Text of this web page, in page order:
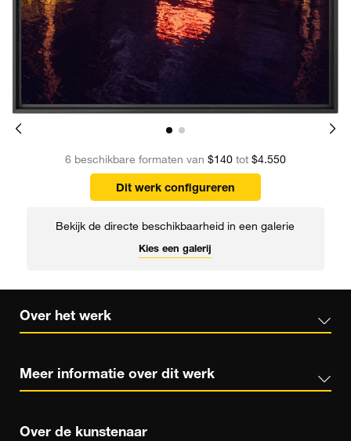
6 beschikbare formaten van $140 tot $4.550
Dit werk configureren
Bekijk de directe beschikbaarheid in een galerie
Kies een galerij
Over het werk
Meer informatie over dit werk
Over de kunstenaar